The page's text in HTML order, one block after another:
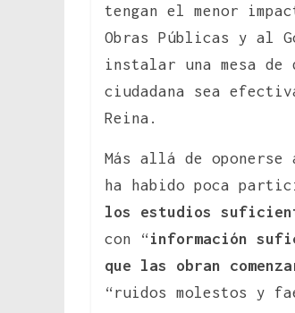
tengan el menor
Obras Públicas y al
instalar una mesa de
ciudadana sea
Reina.
Más allá de
ha habido poca
los estudios
con “información
que las obran
“ruidos molestos y